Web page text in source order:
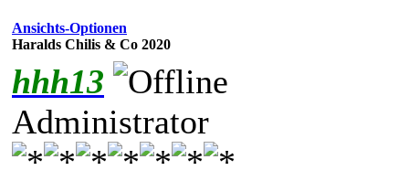
Ansichts-Optionen
Haralds Chilis & Co 2020
hhh13
Administrator